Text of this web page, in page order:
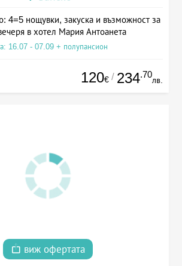
4=5 нощувки, закуска и възможност за
в хотел Мария Антоанета
16.07 - 07.09 + полупансион
120€ / 234.70
лв.
виж офертата